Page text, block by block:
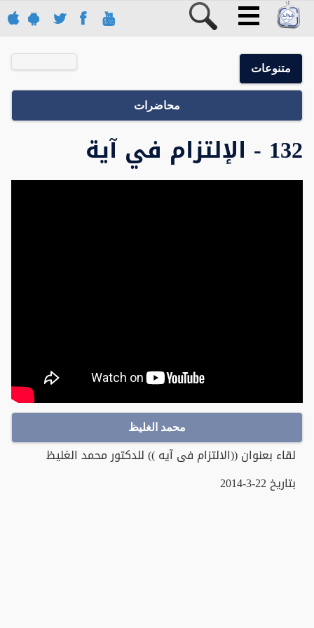
متنوعات
محاضرات
132 - الإلتزام في آية
محمد الغليظ
لقاء بعنوان ((الالتزام فى آيه )) للدكتور محمد الغليظ
بتاريخ 22-3-2014